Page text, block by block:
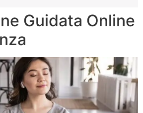
Guidata Online